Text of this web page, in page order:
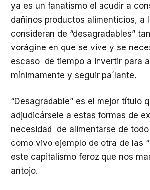
ya es un fanatismo el acudir a
dañinos productos alimenticios, a
consideran de “desagradables”
vorágine en que se vive y se
escaso de tiempo a invertir para
mínimamente y seguir pa´lante.
“Desagradable” es el mejor título
adjudicársele a estas formas de
necesidad de alimentarse de todo
como vivo ejemplo de otra de las
este capitalismo feroz que nos
antojo.